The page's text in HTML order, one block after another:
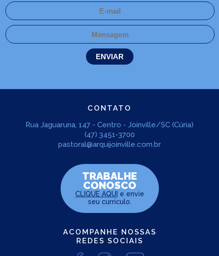
CONTATO
Rua Jaguaruna, 147 - Centro - Joinville/SC (Cúria)
(47) 3451-3700
pastoral@arquijoinville.com.br
TRABALHE
CONOSCO
CLIQUE AQUI e envie
seu curriculo.
ACOMPANHE NOSSAS
REDES SOCIAIS